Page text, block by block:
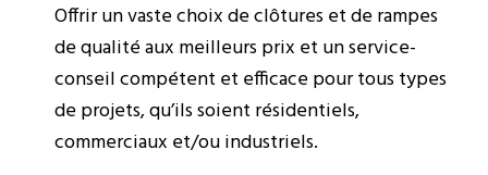
Offrir un vaste choix de clôtures et de rampes
de qualité aux meilleurs prix et un service-
conseil compétent et efficace pour tous types
de projets, qu’ils soient résidentiels,
commerciaux et/ou industriels.